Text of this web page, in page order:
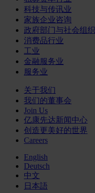
科技与传讯业
家族企业咨询
政府部门与社会组织
消费品行业
工业
金融服务业
服务业
关于我们
我们的董事会
Join Us
亿康先达新闻中心
创造更美好的世界
Careers
English
Deutsch
中文
日本語